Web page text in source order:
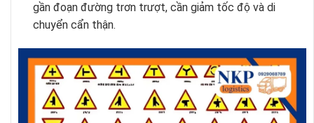
gần đoạn đường trơn trượt, cần giảm tốc độ và di
chuyển cẩn thận.